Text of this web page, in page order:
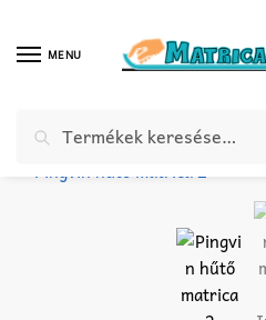
navigation
contentMENU
következőre:
Kezdőlap / Webáruház / Konyha matrica